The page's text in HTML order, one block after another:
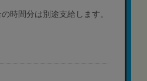
時間分は別途支給します。